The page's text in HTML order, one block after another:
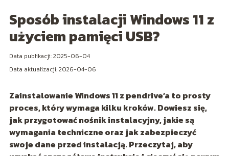
Sposób instalacji Windows 11 z
użyciem pamięci USB?
Data publikacji: 2025-06-04
Data aktualizacji: 2026-04-06
Zainstalowanie Windows 11 z pendrive’a to prosty
proces, który wymaga kilku kroków. Dowiesz się,
jak przygotować nośnik instalacyjny, jakie są
wymagania techniczne oraz jak zabezpieczyć
swoje dane przed instalacją. Przeczytaj, aby